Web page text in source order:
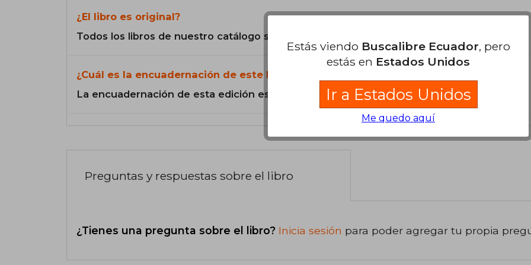
¿El libro es original?
Todos los libros de nuestro catálogo son Originales.
¿Cuál es la encuadernación de este libro?
La encuadernación de esta edición es Tapa Blanda.
Preguntas y respuestas sobre el libro
¿Tienes una pregunta sobre el libro? Inicia sesión para poder agregar tu propia
Estás viendo Buscalibre Ecuador, pero
estás en Estados Unidos
Ir a Estados Unidos
Me quedo aquí